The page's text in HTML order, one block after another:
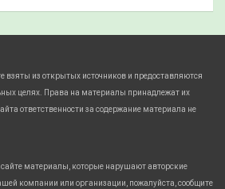
взяты из открытых источников и предоставляются
целях. Права на материалы принадлежат их
ответственности за содержание материала не
материалы, которые нарушают авторские
компании или организации, пожалуйста, сообщите